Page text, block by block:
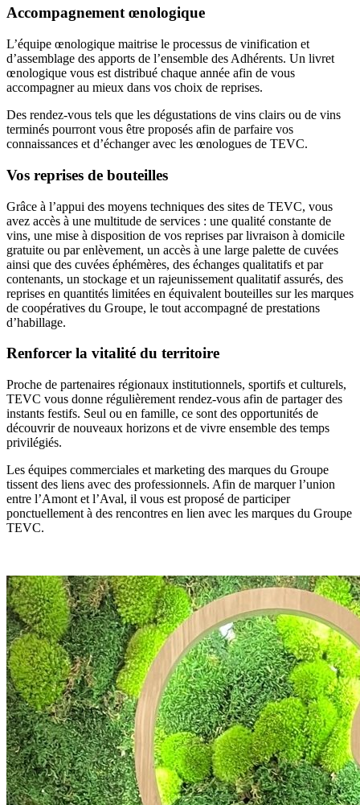
Accompagnement œnologique
L’équipe œnologique maitrise le processus de vinification et
d’assemblage des apports de l’ensemble des Adhérents. Un livret
œnologique vous est distribué chaque année afin de vous
accompagner au mieux dans vos choix de reprises.
Des rendez-vous tels que les dégustations de vins clairs ou de vins
terminés pourront vous être proposés afin de parfaire vos
connaissances et d’échanger avec les œnologues de TEVC.
Vos reprises de bouteilles
Grâce à l’appui des moyens techniques des sites de TEVC, vous
avez accès à une multitude de services : une qualité constante de
vins, une mise à disposition de vos reprises par livraison à domicile
gratuite ou par enlèvement, un accès à une large palette de cuvées
ainsi que des cuvées éphémères, des échanges qualitatifs et par
contenants, un stockage et un rajeunissement qualitatif assurés, des
reprises en quantités limitées en équivalent bouteilles sur les marques
de coopératives du Groupe, le tout accompagné de prestations
d’habillage.
Renforcer la vitalité du territoire
Proche de partenaires régionaux institutionnels, sportifs et culturels,
TEVC vous donne régulièrement rendez-vous afin de partager des
instants festifs. Seul ou en famille, ce sont des opportunités de
découvrir de nouveaux horizons et de vivre ensemble des temps
privilégiés.
Les équipes commerciales et marketing des marques du Groupe
tissent des liens avec des professionnels. Afin de marquer l’union
entre l’Amont et l’Aval, il vous est proposé de participer
ponctuellement à des rencontres en lien avec les marques du Groupe
TEVC.